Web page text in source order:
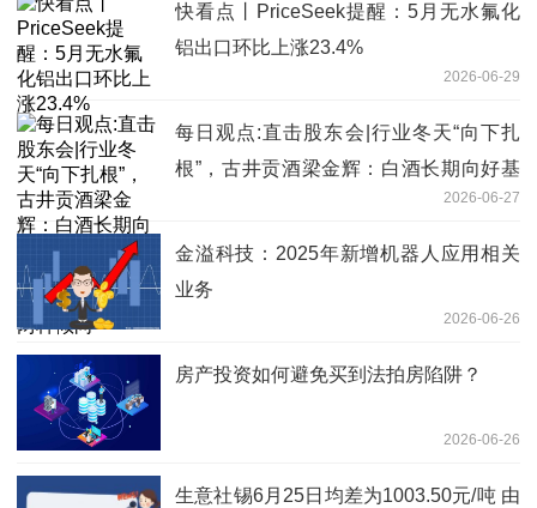
快看点丨PriceSeek提醒：5月无水氟化
铝出口环比上涨23.4%
2026-06-29
每日观点:直击股东会|行业冬天“向下扎
根”，古井贡酒梁金辉：白酒长期向好基
本面没有改变，要防止盲目扩张与特别保
守两种倾向
2026-06-27
金溢科技：2025年新增机器人应用相关
业务
2026-06-26
房产投资如何避免买到法拍房陷阱？
2026-06-26
生意社锡6月25日均差为1003.50元/吨 由